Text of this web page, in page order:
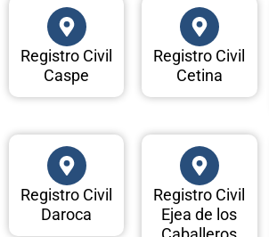
Registro Civil
Caspe
Registro Civil
Cetina
Registro Civil
Daroca
Registro Civil
Ejea de los